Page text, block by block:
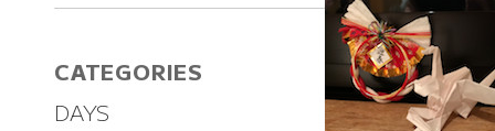
CATEGORIES
DAYS